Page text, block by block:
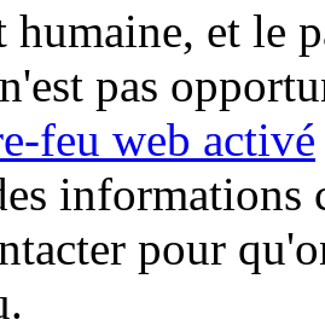
humaine, et le
pas
feu web activé
informations
pour